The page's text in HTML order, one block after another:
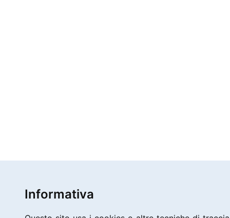
Informativa